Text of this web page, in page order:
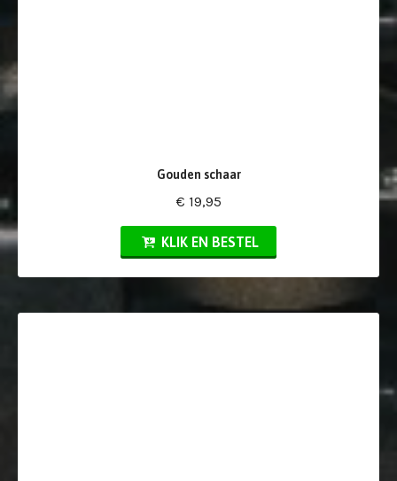
Gouden schaar
€ 19,95
KLIK EN BESTEL